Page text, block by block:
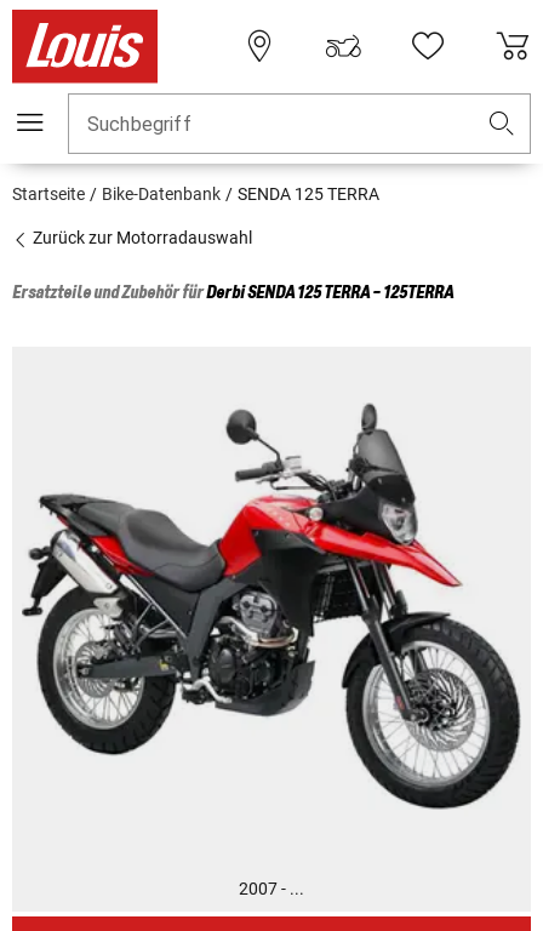
Suchbegriff
Startseite Bike-Datenbank SENDA 125 TERRA
Zurück zur Motorradauswahl
Ersatzteile und Zubehör fürDerbiSENDA 125 TERRA - 125TERRA
2007 - ...